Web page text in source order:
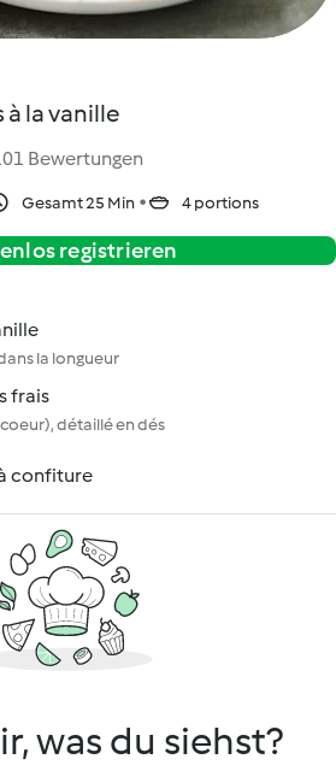
la vanille
Bewertungen
Gesamt 25 Min 4 portions
registrieren
la longueur
frais
détaillé en dés
confiture
was du siehst?